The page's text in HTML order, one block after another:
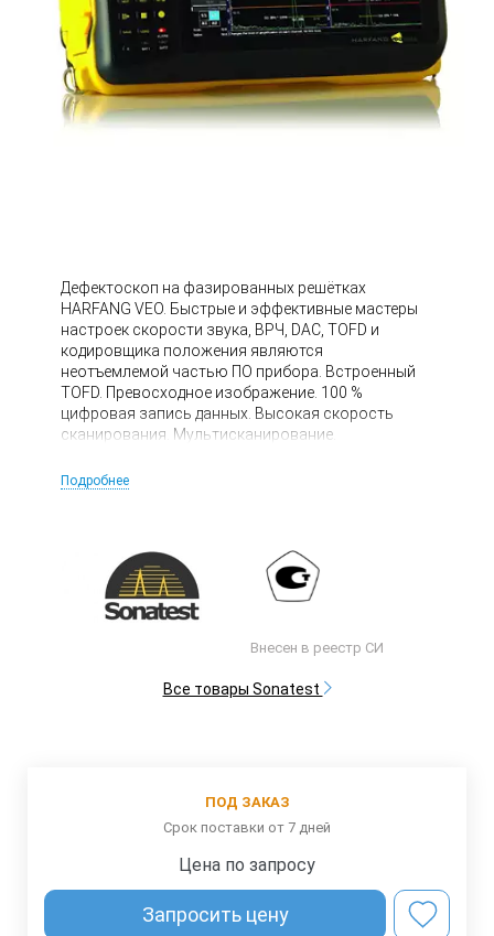
Дефектоскоп на фазированных решётках
HARFANG VEO. Быстрые и эффективные мастеры
настроек скорости звука, ВРЧ, DAC, TOFD и
кодировщика положения являются
неотъемлемой частью ПО прибора. Встроенный
TOFD. Превосходное изображение. 100 %
цифровая запись данных. Высокая скорость
сканирования. Мультисканирование.
формирования отчётов. Защищённость корпус IP
носители. Работа с роликовыми ФАР
преобразователями.
Подробнее
Внесен в реестр СИ
Все товары Sonatest
ПОД ЗАКАЗ
Срок поставки от 7 дней
Цена по запросу
Запросить цену